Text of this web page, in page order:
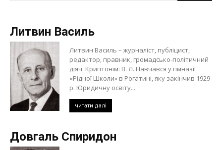
Литвин Василь
Литвин Василь – журналіст, публіцист,
редактор, правник, громадсько-політичний
діяч. Криптонім: В. Л. Навчався у гімназії
«Рідної Школи» в Рогатині, яку закінчив 1929
р. Юридичну освіту...
читати далі
Довгаль Спиридон